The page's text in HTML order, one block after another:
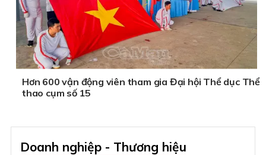
Hơn 600 vận động viên tham gia Đại hội Thể dục Thể
thao cụm số 15
Doanh nghiệp - Thương hiệu